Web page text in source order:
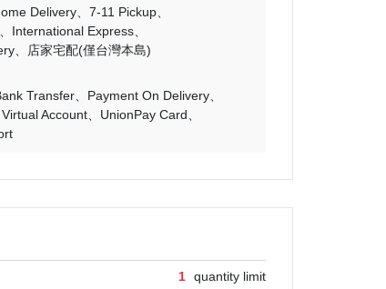
Delivery
7-11 Pickup
International Express
店家宅配(僅台灣本島)
Transfer
Payment On Delivery
Account
UnionPay Card
1 quantity limit